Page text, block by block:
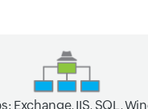
Exchange, IIS, SQL,